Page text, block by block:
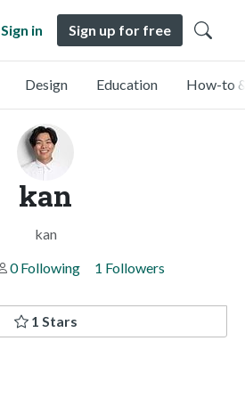
Sign in Sign up for free
Design Education How-to
kan
kan
0 Following 1 Followers
1 Stars